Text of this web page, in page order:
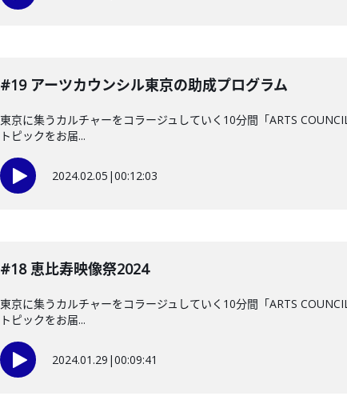
#19 アーツカウンシル東京の助成プログラム
東京に集うカルチャーをコラージュしていく10分間「ARTS
トピックをお届...
2024.02.05 |00:12:03
#18 恵比寿映像祭2024
東京に集うカルチャーをコラージュしていく10分間「ARTS
トピックをお届...
2024.01.29 |00:09:41